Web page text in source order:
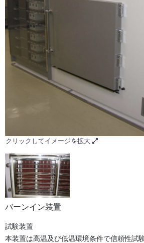
クリックしてイメージを拡大
バーンイン装置
試験装置
本装置は高温及び低温環境条件で信頼性試